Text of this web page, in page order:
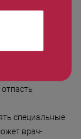
специальные
врач-